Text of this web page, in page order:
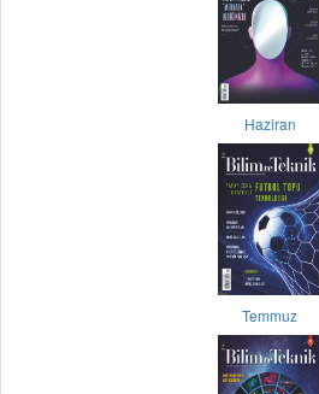
Haziran
Temmuz